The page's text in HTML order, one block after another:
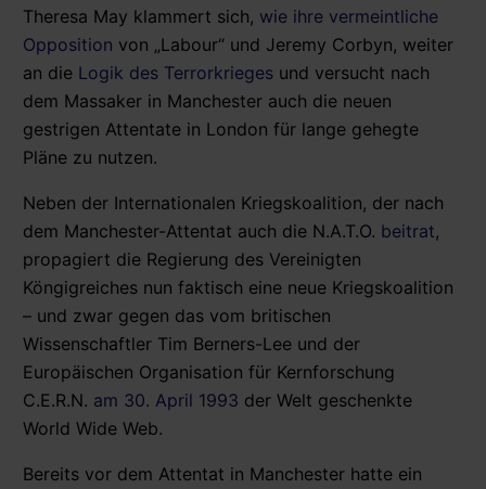
Theresa May klammert sich, wie ihre vermeintliche
Opposition von „Labour“ und Jeremy Corbyn, weiter
an die Logik des Terrorkrieges und versucht nach
dem Massaker in Manchester auch die neuen
gestrigen Attentate in London für lange gehegte
Pläne zu nutzen.
Neben der Internationalen Kriegskoalition, der nach
dem Manchester-Attentat auch die N.A.T.O. beitrat,
propagiert die Regierung des Vereinigten
Köngigreiches nun faktisch eine neue Kriegskoalition
– und zwar gegen das vom britischen
Wissenschaftler Tim Berners-Lee und der
Europäischen Organisation für Kernforschung
C.E.R.N. am 30. April 1993 der Welt geschenkte
World Wide Web.
Bereits vor dem Attentat in Manchester hatte ein